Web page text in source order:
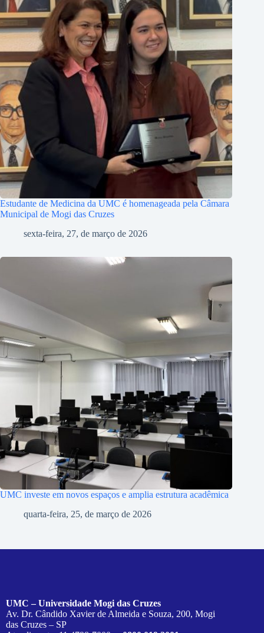
Estudante de Medicina da UMC é homenageada pela Câmara
Municipal de Mogi das Cruzes
sexta-feira, 27, de março de 2026
UMC investe em novos espaços e amplia estrutura acadêmica
quarta-feira, 25, de março de 2026
UMC – Universidade Mogi das Cruzes
Av. Dr. Cândido Xavier de Almeida e Souza, 200, Mogi
das Cruzes – SP